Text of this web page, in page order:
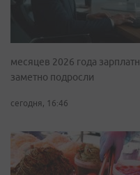
месяцев 2026 года
заметно подросли
сегодня, 16:46